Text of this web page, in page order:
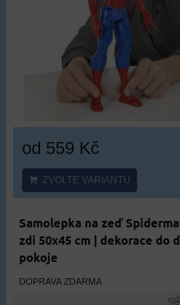
od 559 Kč
ZVOLTE VARIANTU
Samolepka na zeď
zdi 50x45 cm | dekorace do
pokoje
DOPRAVA ZDARMA